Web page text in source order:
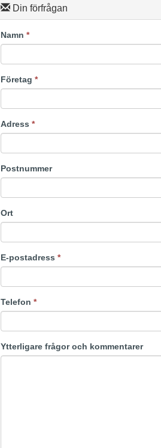
Din förfrågan
Namn *
Företag *
Adress *
Postnummer
Ort
E-postadress *
Telefon *
Ytterligare frågor och kommentarer